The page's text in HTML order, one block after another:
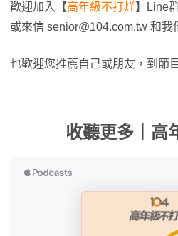
歡迎加入【高年級不打烊】Line
或來信 senior@104.com.tw 和我
也歡迎您推薦自己或朋友，到節
收聽更多｜高